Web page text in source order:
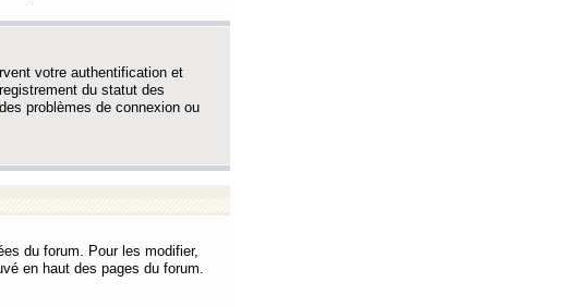
votre authentification et
du statut des
problèmes de connexion ou
du forum. Pour les modifier,
en haut des pages du forum.